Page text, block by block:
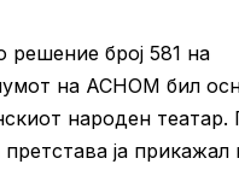
решение број 581 на
на АСНОМ бил
народен театар.
ја прикажал